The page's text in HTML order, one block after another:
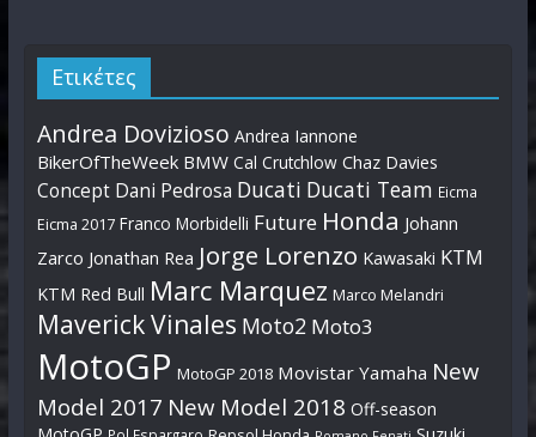
Ετικέτες
Andrea Dovizioso Andrea Iannone
BikerOfTheWeek BMW Cal Crutchlow Chaz Davies
Concept Dani Pedrosa Ducati Ducati Team Eicma
Eicma 2017 Franco Morbidelli Future Honda Johann
Zarco Jonathan Rea Jorge Lorenzo Kawasaki KTM
KTM Red Bull Marc Marquez Marco Melandri
Maverick Vinales Moto2 Moto3
MotoGP MotoGP 2018 Movistar Yamaha New
Model 2017 New Model 2018 Off-season